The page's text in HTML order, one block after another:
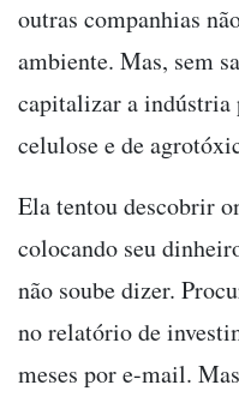
outras companhias
ambiente. Mas, sem
capitalizar a indústria
celulose e de
Ela tentou descobrir
colocando seu
não soube dizer.
no relatório de
meses por e-mail.